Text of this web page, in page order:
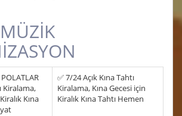
Kiralama,
Kına
✅ 7/24 Açık Kına Tahtı
Kiralama, Kına Gecesi için
Kiralık Kına Tahtı Hemen